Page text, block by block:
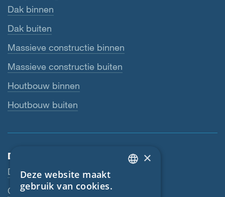
Dak binnen
Dak buiten
Massieve constructie binnen
Massieve constructie buiten
Houtbouw binnen
Houtbouw buiten
Dienstverlening
Downloads
Contactpersoon
×
Deze website maakt
gebruik van cookies.